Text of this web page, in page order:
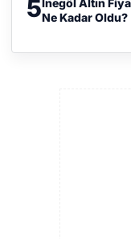
5 İnegöl Altın
Ne Kadar Oldu?